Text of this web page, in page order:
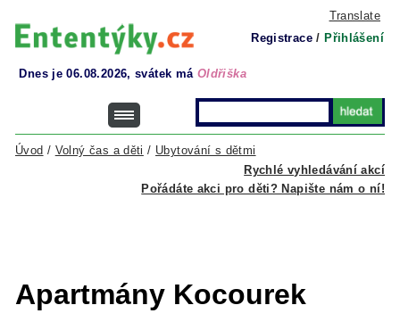
Translate
Registrace / Přihlášení
Dnes je 06.08.2026, svátek má Oldřiška
Rychlé vyhledávání akcí
Úvod / Volný čas a děti / Ubytování s dětmi
Pořádáte akci pro děti? Napište nám o ní!
Apartmány Kocourek